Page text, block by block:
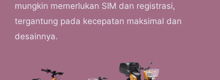
mungkin memerlukan SIM dan registrasi,
tergantung pada kecepatan maksimal dan
desainnya.